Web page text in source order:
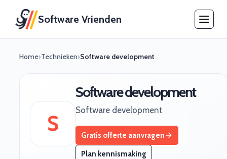
Software Vrienden
Home›Technieken›Software development
S
Software development
Software development
Gratis offerte aanvragen
Plan kennismaking